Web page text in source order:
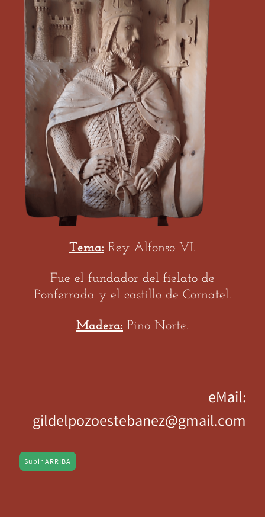
Tema: Rey Alfonso VI.
Fue el fundador del fielato de
Ponferrada y el castillo de Cornatel.
Madera: Pino Norte.
eMail:
gildelpozoestebanez@gmail.com
Subir ARRIBA